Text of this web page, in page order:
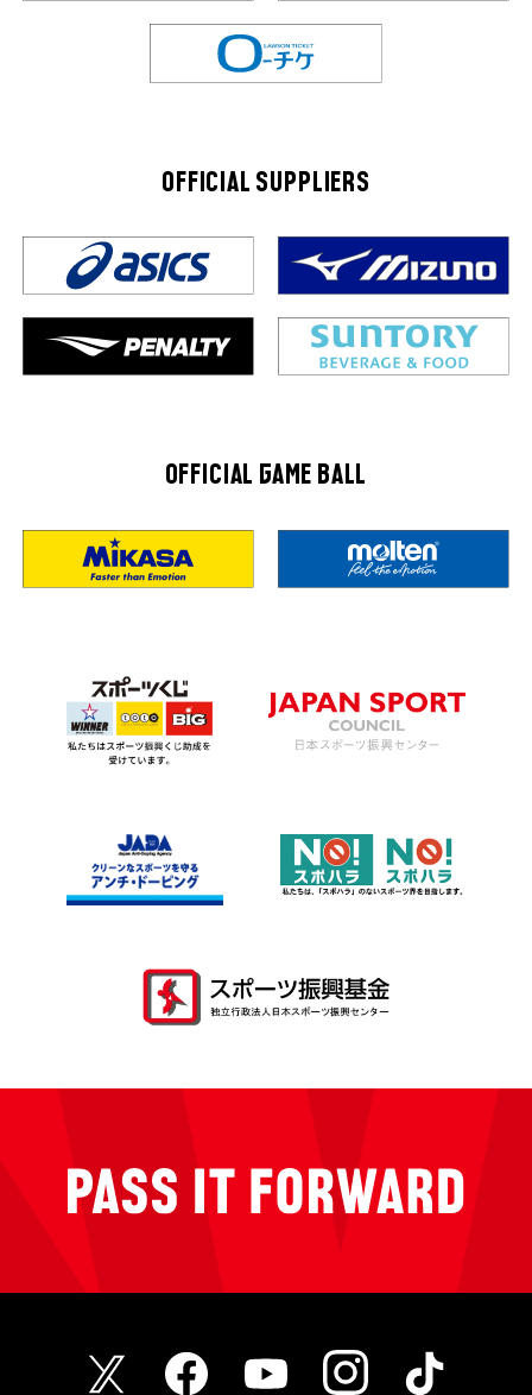
OFFICIAL SUPPLIERS
OFFICIAL GAME BALL